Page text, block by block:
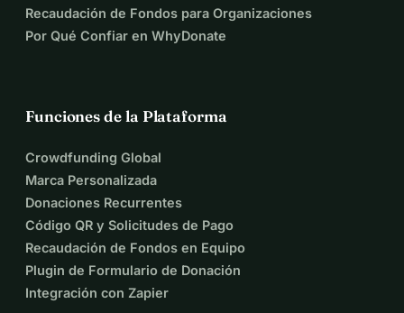
Zapatos
C L U B D E L I B R O (editor invitado)
Fotografía de Łukasz Biernat
Agradecimientos especiales a nuestros colaboradores:
@skuter666 @marysia.duda
@ewacecyliaa @janek_lewczuk @soniakieryluk
@anetagórkier @openroad111 @out_bloody_rageous
@nastazja.kus @margorgol @julia_warsawmule
Que comience el ciclo.
Recaudación de Fondos para Organizaciones
Por Qué Confiar en WhyDonate
Funciones de la Plataforma
Crowdfunding Global
Marca Personalizada
Donaciones Recurrentes
Código QR y Solicitudes de Pago
Recaudación de Fondos en Equipo
Plugin de Formulario de Donación
Integración con Zapier